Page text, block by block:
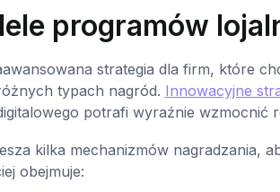
programów
strategia dla firm, które
typach nagród. Innowacyjne
potrafi wyraźnie wzmocnić
kilka mechanizmów nagradzania,
obejmuje: